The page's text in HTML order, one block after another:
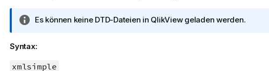
I
r
Es können keine DTD-Dateien in QlikViewgeladen werden.
Syntax:
xmlsimple